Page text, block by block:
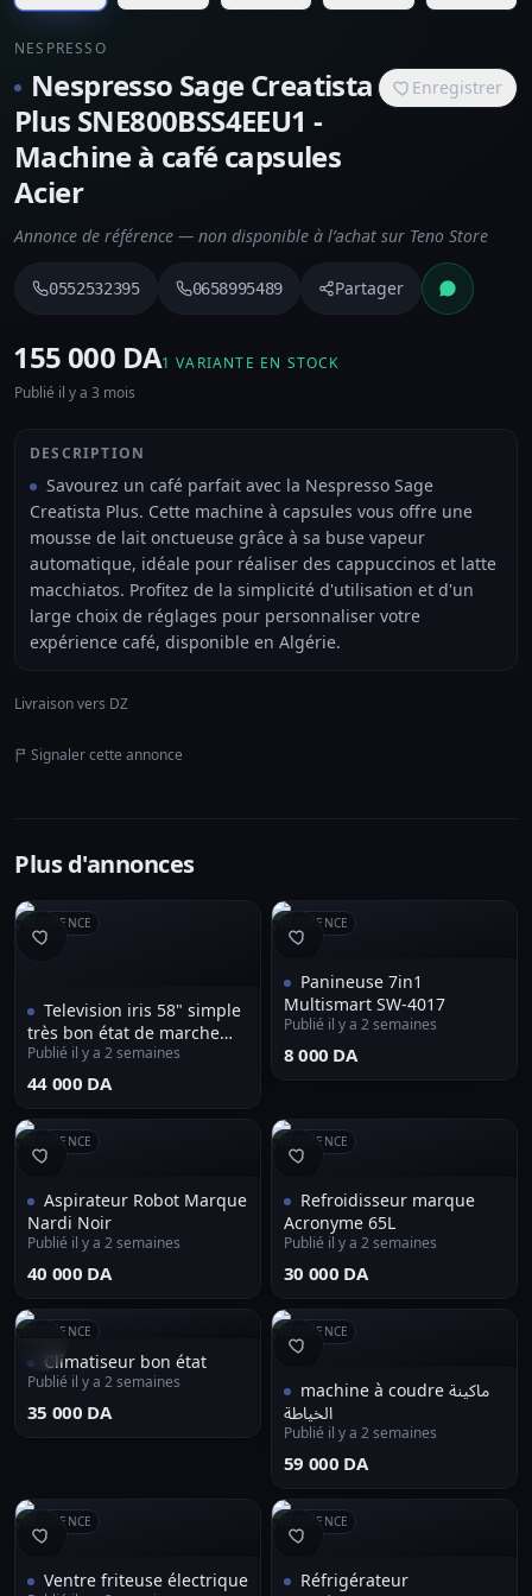
NESPRESSO
Nespresso Sage Creatista
Plus SNE800BSS4EEU1 -
Machine à café capsules
Acier
Enregistrer
Annonce de référence — non disponible à l’achat sur Teno Store
0552532395 0658995489 Partager
⁦155 000 DA⁩1 VARIANTE EN STOCK
Publié il y a 3 mois
DESCRIPTION
Savourez un café parfait avec la Nespresso Sage
Creatista Plus. Cette machine à capsules vous offre une
mousse de lait onctueuse grâce à sa buse vapeur
automatique, idéale pour réaliser des cappuccinos et latte
macchiatos. Profitez de la simplicité d'utilisation et d'un
large choix de réglages pour personnaliser votre
expérience café, disponible en Algérie.
Livraison vers DZ
Signaler cette annonce
Plus d'annonces
RÉFÉRENCE
Television iris 58" simple
très bon état de marche
avec telecommande
Publié il y a 2 semaines
⁦44 000 DA⁩
RÉFÉRENCE
Panineuse 7in1
Multismart SW-4017
Publié il y a 2 semaines
⁦8 000 DA⁩
RÉFÉRENCE
Aspirateur Robot Marque
Nardi Noir
Publié il y a 2 semaines
⁦40 000 DA⁩
RÉFÉRENCE
Refroidisseur marque
Acronyme 65L
Publié il y a 2 semaines
⁦30 000 DA⁩
RÉFÉRENCE
Climatiseur bon état
Publié il y a 2 semaines
⁦35 000 DA⁩
RÉFÉRENCE
machine à coudre ماكينة
الخياطة
Publié il y a 2 semaines
⁦59 000 DA⁩
RÉFÉRENCE
Ventre friteuse électrique
RÉFÉRENCE
Réfrigérateur